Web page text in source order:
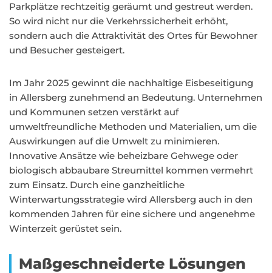
Parkplätze rechtzeitig geräumt und gestreut werden.
So wird nicht nur die Verkehrssicherheit erhöht,
sondern auch die Attraktivität des Ortes für Bewohner
und Besucher gesteigert.
Im Jahr 2025 gewinnt die nachhaltige Eisbeseitigung
in Allersberg zunehmend an Bedeutung. Unternehmen
und Kommunen setzen verstärkt auf
umweltfreundliche Methoden und Materialien, um die
Auswirkungen auf die Umwelt zu minimieren.
Innovative Ansätze wie beheizbare Gehwege oder
biologisch abbaubare Streumittel kommen vermehrt
zum Einsatz. Durch eine ganzheitliche
Winterwartungsstrategie wird Allersberg auch in den
kommenden Jahren für eine sichere und angenehme
Winterzeit gerüstet sein.
Maßgeschneiderte Lösungen